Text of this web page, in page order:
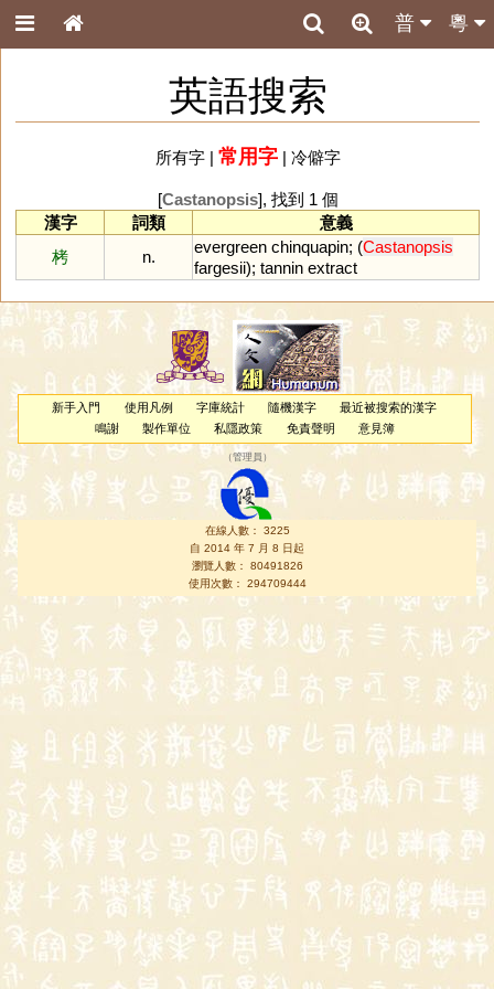
粵
普
英語搜索
所有字| 常用字| 冷僻字
[Castanopsis], 找到 1 個
漢字
詞類
意義
栲
n.
evergreen chinquapin; (Castanopsis
fargesii); tannin extract
新手入門 使用凡例 字庫統計 隨機漢字
最近被搜索的漢字
鳴謝
製作單位 私隱政策 免責聲明 意見簿
（管理員 ）
在線人數： 3225
自 2014 年 7 月 8 日起
瀏覽人數： 80491826
使用次數： 294709444